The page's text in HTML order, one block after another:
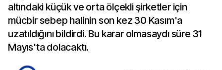
altındaki küçük ve orta ölçekli şirketler için
mücbir sebep halinin son kez 30 Kasım'a
uzatıldığını bildirdi. Bu karar olmasaydı süre 31
Mayıs'ta dolacaktı.